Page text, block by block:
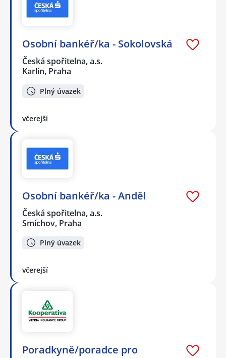
Osobní bankéř/ka - Sokolovská
Česká spořitelna, a.s.
Karlín, Praha
Plný úvazek
včerejší
Osobní bankéř/ka - Anděl
Česká spořitelna, a.s.
Smíchov, Praha
Plný úvazek
včerejší
Poradkyně/poradce pro